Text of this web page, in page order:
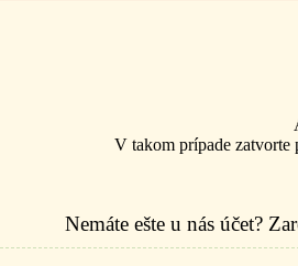
V takom prípade zatvorte
Nemáte ešte u nás účet?